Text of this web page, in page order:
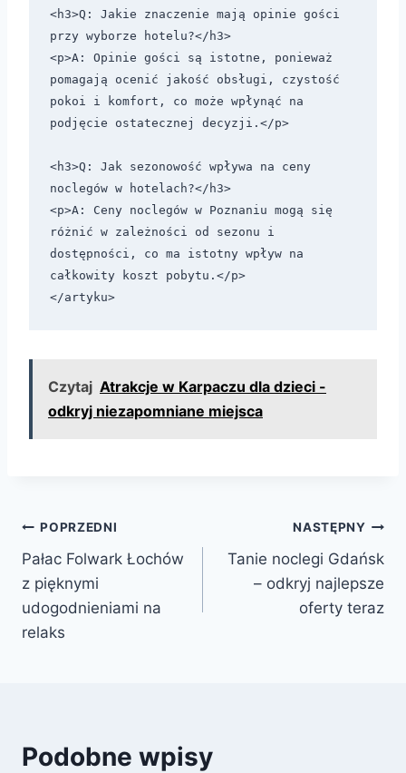
<h3>Q: Jakie znaczenie mają opinie gości
przy wyborze hotelu?</h3>
<p>A: Opinie gości są istotne, ponieważ
pomagają ocenić jakość obsługi, czystość
pokoi i komfort, co może wpłynąć na
podjęcie ostatecznej decyzji.</p>
<h3>Q: Jak sezonowość wpływa na ceny
noclegów w hotelach?</h3>
<p>A: Ceny noclegów w Poznaniu mogą się
różnić w zależności od sezonu i
dostępności, co ma istotny wpływ na
całkowity koszt pobytu.</p>
</artyku>
Czytaj Atrakcje w Karpaczu dla dzieci -
odkryj niezapomniane miejsca
Nawigacja
wpisu
POPRZEDNI
Pałac Folwark Łochów
z pięknymi
udogodnieniami na
relaks
NASTĘPNY
Tanie noclegi Gdańsk
– odkryj najlepsze
oferty teraz
Podobne wpisy